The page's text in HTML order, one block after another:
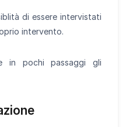
di essere intervistati
intervento.
in pochi passaggi gli